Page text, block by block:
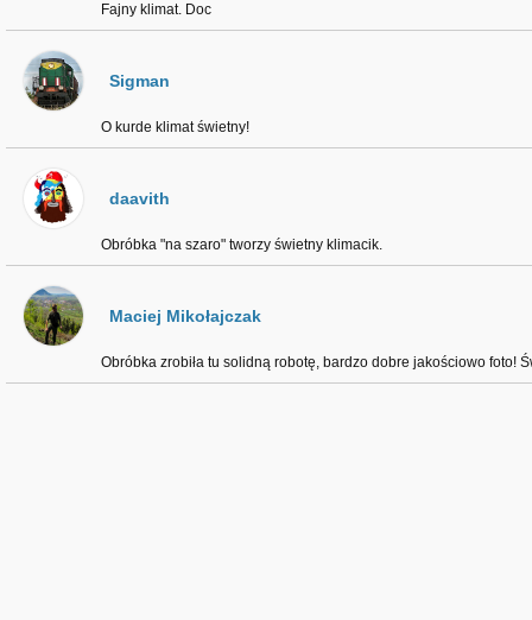
Fajny klimat. Doc
Sigman
O kurde klimat świetny!
daavith
Obróbka "na szaro" tworzy świetny klimacik.
Maciej Mikołajczak
Obróbka zrobiła tu solidną robotę, bardzo dobre jakościowo foto!